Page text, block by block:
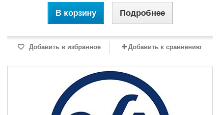
В корзину Подробнее
Добавить в избранное Добавить к сравнению